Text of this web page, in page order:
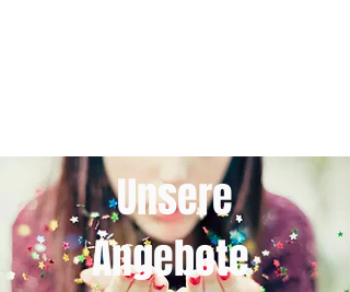
Unsere
Angebote